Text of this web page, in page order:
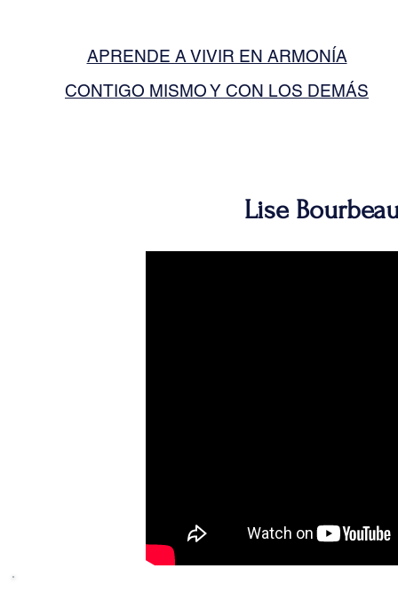
APRENDE A VIVIR EN ARMONÍA
CONTIGO MISMO Y CON LOS DEMÁS
Lise